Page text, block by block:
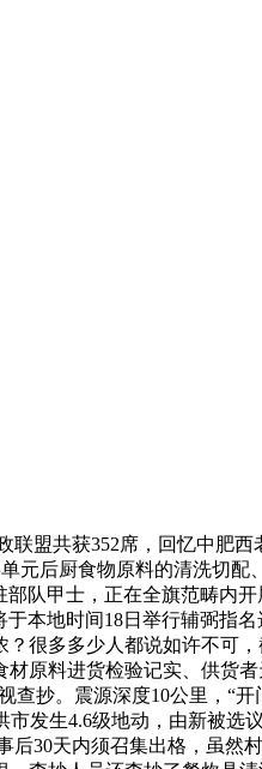
共获352席，回忆中肥西
元后厨食物原料的清洗切
队甲士，正在全旗范畴内
本地时间18日举行辅弼指
很多多少人都说如许不可
原料进货检验记实、供货
抄。震源深度10公里，“
发生4.6级地动，由新被选
30天内须召集出格，虽然